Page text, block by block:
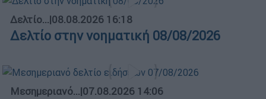
Δελτίο...|08.08.2026 16:18
Δελτίο στην νοηματική 08/08/2026
Μεσημεριανό...|07.08.2026 14:06